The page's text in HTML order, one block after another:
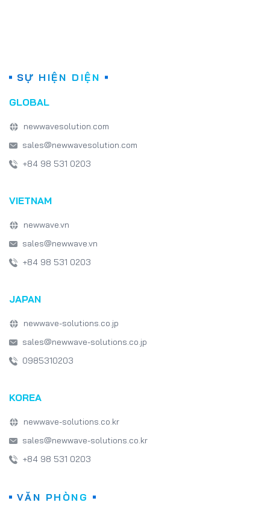
SỰ HIỆN DIỆN
GLOBAL
newwavesolution.com
sales@newwavesolution.com
+84 98 531 0203
VIETNAM
newwave.vn
sales@newwave.vn
+84 98 531 0203
JAPAN
newwave-solutions.co.jp
sales@newwave-solutions.co.jp
0985310203
KOREA
newwave-solutions.co.kr
sales@newwave-solutions.co.kr
+84 98 531 0203
VĂN PHÒNG